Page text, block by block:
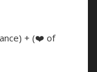
+ (❤️ of